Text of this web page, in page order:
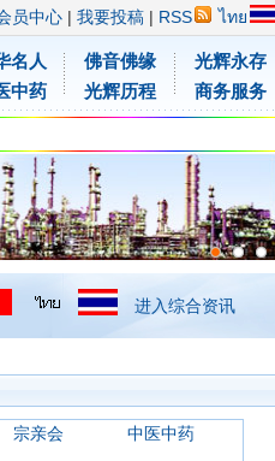
员中心 | 我要投稿 | RSS ไทย
名人
中药
佛音佛缘
光辉历程
光辉永存
商务服务
进入综合资讯
宗亲会
中医中药